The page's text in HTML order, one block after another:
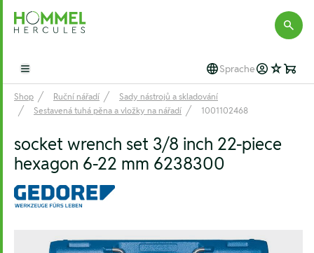
Hommel Hercules
Open main menu Sprache
Shop Ruční nářadí
Sady nástrojů a skladování
Sestavená tuhá pěna a vložky na nářadí
1001102468
socket wrench set 3/8 inch 22-piece
hexagon 6-22 mm 6238300